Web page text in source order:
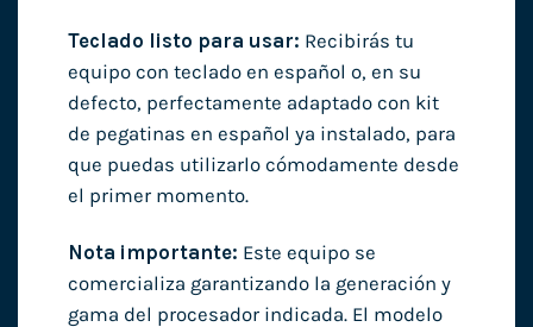
Teclado listo para usar: Recibirás tu
equipo con teclado en español o, en su
defecto, perfectamente adaptado con kit
de pegatinas en español ya instalado, para
que puedas utilizarlo cómodamente desde
el primer momento.
Nota importante: Este equipo se
comercializa garantizando la generación y
gama del procesador indicada. El modelo